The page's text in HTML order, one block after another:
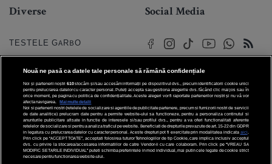
Diverse
TESTELE GARBO
HOROSCOP
HOROSCOPUL IUBIRII
FORUMURI
TRATAMENTE NATURISTE
DICTIONARE NUME
Social Media
© 2026 Internet Corp SRL
Toate drepturile rezervate
Nouă ne pasă ca datele tale personale să rămână confidențiale
Noi și partenerii noștri 610stocăm și/sau accesăm informații pe dispozitivul dvs., precum identificatorii cookie unici
pentru prelucrarea datelor cu caracter personal. Puteți accepta sau gestiona alegerile dvs. făcând clic mai jos sau în
orice moment, pe pagina cu politica de confidențialitate. Aceste alegeri vor fi raportate partenerilor noștri și nu vă vor
afecta navigarea.
Mai multe detalii
Noi si partenerii nostri (retelele de socializare si agentiile de publicitate partenere, precum si furnizorii nostri de servicii
de date analitice) prelucram date pentru a permite website-ului sa functioneze, pentru a personaliza continutul si
anunturile publicitare afisate in functie de interesele si/sau profilul dvs., pentru a va oferi functionalitati aferente
retelelor de socializare si pentru a analiza traficul pe website. Beneficiati de drepturile prevazute de art. 15-22 din GDPR
in legatura cu prelucrarea datelor cu caracter personal. Aceste drepturi pot fi exercitate prin modalitatea indicata aici
Prin click pe “ACCEPT TOATE”, acceptati folosirea tuturor Tehnologiilor de tip Cookie, care implica inclusiv acceptul
dvs. cu privire la stocarea/accesarea informatiilor de catre Vendor-ii cu care colaboram. Prin click pe “VREAU SA
MODIFIC SETARILE INDIVIDUAL” puteti schimba preferintele in mod individual, mai putin cele legate de cookie strict
necesare pentru functionarea website-ului.